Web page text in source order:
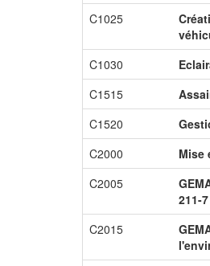
C1025
C1030
C1515
C1520
C2000 Mise
C2005
211-
C2015